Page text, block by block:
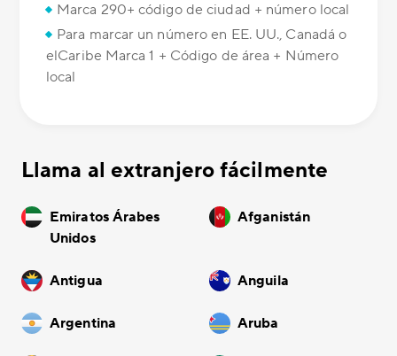
Marca 290+ código de ciudad + número local
Para marcar un número en EE. UU., Canadá o
elCaribe Marca 1 + Código de área + Número
local
Llama al extranjero fácilmente
Emiratos Árabes
Unidos
Afganistán
Antigua Anguila
Argentina Aruba